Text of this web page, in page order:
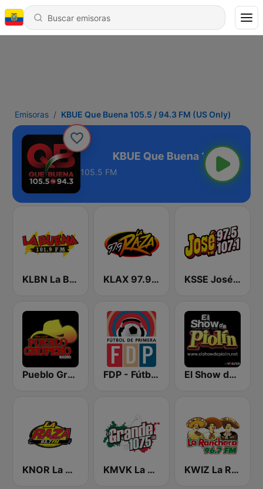
Emisoras KBUE Que Buena 105.5 / 94.3 FM (US Only)
FM (US Only)
105.5 FM
KLBN La Buena 101.9 FM KLAX 97.9 La Raza FM KSSE José 97.5 y 107.1
Pueblo Grupero Radio FDP - Fútbol de Primera El Show de Piolín
KNOR La Raza 93.7 (US Only) KMVK La Grande 107.5 FM KWIZ La Ranchera 96.7 FM (US Only)